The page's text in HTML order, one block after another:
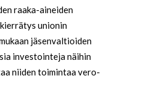
raaka-aineiden
unionin
jäsenvaltioiden
investointeja näihin
niiden toimintaa vero-